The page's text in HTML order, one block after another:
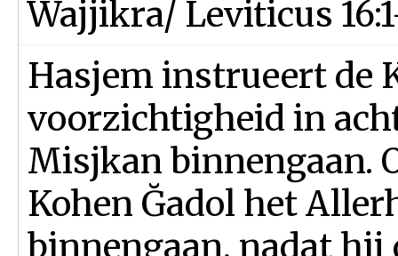
Wajjikra/ Leviticus
Hasjem instrueert de
voorzichtigheid in
Misjkan binnengaan.
Kohen Ğadol het
binnengaan, nadat hij